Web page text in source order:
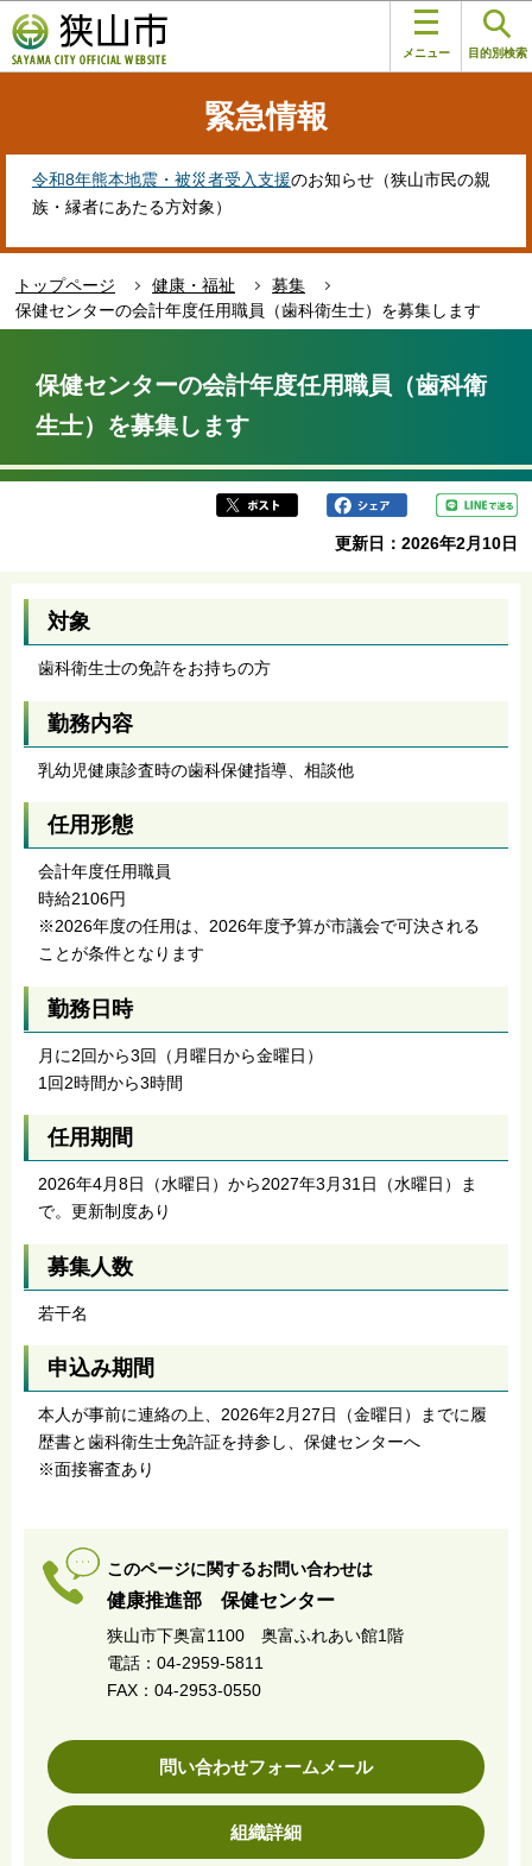
の
ペ
す
メニュー 目的別検索
緊急情報
令和8年熊本地震・被災者受入支援のお知らせ（狭山市民の親
族・縁者にあたる方対象）
トップページ 健康・福祉
募集
保健センターの会計年度任用職員（歯科衛生士）を募集します
ら
保健センターの会計年度任用職員（歯科衛
生士）を募集します
更新日：2026年2月10日
対象
歯科衛生士の免許をお持ちの方
勤務内容
乳幼児健康診査時の歯科保健指導、相談他
任用形態
会計年度任用職員
時給2106円
※2026年度の任用は、2026年度予算が市議会で可決される
ことが条件となります
勤務日時
月に2回から3回（月曜日から金曜日）
1回2時間から3時間
任用期間
2026年4月8日（水曜日）から2027年3月31日（水曜日）ま
で。更新制度あり
募集人数
若干名
申込み期間
本人が事前に連絡の上、2026年2月27日（金曜日）までに履
歴書と歯科衛生士免許証を持参し、保健センターへ
※面接審査あり
このページに関するお問い合わせは
健康推進部 保健センター
狭山市下奥富1100 奥富ふれあい館1階
電話：04-2959-5811
FAX：04-2953-0550
問い合わせフォームメール
組織詳細